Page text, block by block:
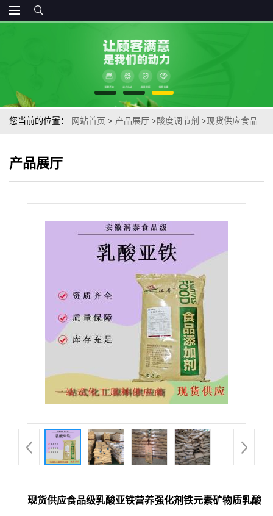
您当前的位置： 网站首页 > 产品展厅 >酸度调节剂 >现货供应食品
产品展厅
现货供应食品级乳酸亚铁营养强化剂铁元素矿物质乳酸